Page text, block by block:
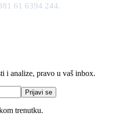
61 6394 244.
i analize, pravo u vaš inbox.
Prijavi se
trenutku.